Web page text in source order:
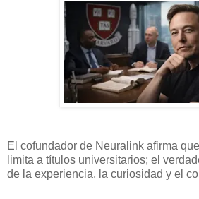
El cofundador de Neuralink afirma
limita a títulos universitarios; el
de la experiencia, la curiosidad y el